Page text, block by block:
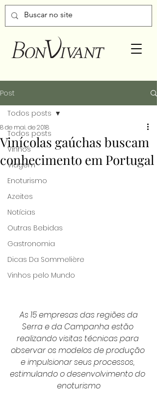
Post
Todos posts
Vinhos
Viagem
Enoturismo
Azeites
Notícias
Outras Bebidas
Gastronomia
Dicas Da Sommelière
Vinhos pelo Mundo
Todos posts
Vinícolas gaúchas buscam
conhecimento em Portugal
8 de mai. de 2018
As 15 empresas das regiões da
Serra e da Campanha estão
realizando visitas técnicas para
observar os modelos de produção
e impulsionar seus processos,
estimulando o desenvolvimento do
enoturismo